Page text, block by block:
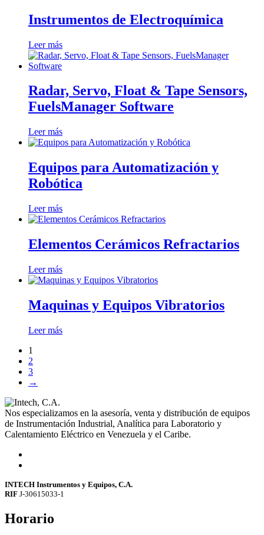
Instrumentos de Electroquímica
Leer más
Radar, Servo, Float & Tape Sensors,
FuelsManager Software
Leer más
Equipos para Automatización y
Robótica
Leer más
Elementos Cerámicos Refractarios
Leer más
Maquinas y Equipos Vibratorios
Leer más
1
2
3
→
Nos especializamos en la asesoría, venta y distribución de equipos
de Instrumentación Industrial, Analítica para Laboratorio y
Calentamiento Eléctrico en Venezuela y el Caribe.
INTECH Instrumentos y Equipos, C.A.
RIF J-30615033-1
Horario